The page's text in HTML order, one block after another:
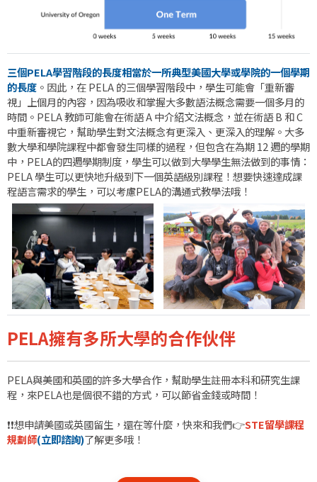
三個PELA學習階段的長度相當於一所典型美國大學或學院的一個學期
的長度 。因此，在 PELA 的三個學習階段中，學生可能會「重新審
視」上個月的內容，因為吸收和掌握大多數語法概念需要一個多月的
時間。PELA 教師可能會在術語 A 中介紹文法概念，並在術語 B 和 C
中重新審視它，幫助學生對文法概念有更深入、更深入的理解。大多
數大學和學院課程中都會發生同樣的過程，但包含在為期 12 週的學期
中，PELA的四週學期制度，學生可以做到大學學生無法做到的事情：
PELA 學生可以更快地升級到下一個英語級別課程！想要快速達成課
程語言需求的學生，可以考慮PELA的溝通式教學法哦！
PELA擁有多所大學的合作伙伴
PELA與美國和英國的許多大學合作，幫助學生註冊本科和研究生課
程，來PELA也是個很不錯的方式，可以節省金錢或時間！
❗❗想申請美國或英國留生，還在等什麼，快來和我們👉STE留學課程
規劃師(立即諮詢)了解更多哦！